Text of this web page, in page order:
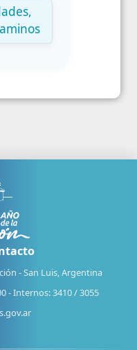
- San Luis, Argentina
- Internos: 3410 / 3055